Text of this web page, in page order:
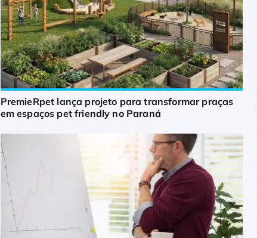
PremieRpet lança projeto para transformar praças
em espaços pet friendly no Paraná